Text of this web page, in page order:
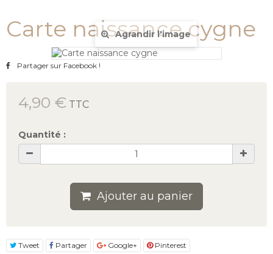
Carte naissance cygne
Agrandir l'image
Partager sur Facebook !
4,90 € TTC
Quantité :
Ajouter au panier
Tweet Partager Google+ Pinterest